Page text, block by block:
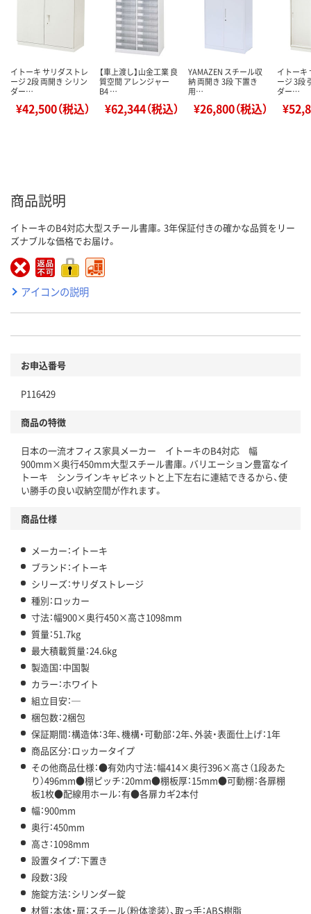
イトーキ サリダストレ
ージ 2段 両開き シリン
ダー…
¥42,500（税込）
【車上渡し】山金工業 良
質空間 アレンジャー
B4 …
¥62,344（税込）
YAMAZEN スチール収
納 両開き 3段 下置き
用…
¥26,800（税込）
イトーキ
ージ 3段
ダー…
商品説明
イトーキのB4対応大型スチール書庫。3年保証付きの確かな品質をリー
ズナブルな価格でお届け。
アイコンの説明
お申込番号
P116429
商品の特徴
日本の一流オフィス家具メーカー イトーキのB4対応 幅
900mm×奥行450mm大型スチール書庫。バリエーション豊富なイ
トーキ シンラインキャビネットと上下左右に連結できるから、使
い勝手の良い収納空間が作れます。
商品仕様
メーカー：イトーキ
ブランド：イトーキ
シリーズ：サリダストレージ
種別：ロッカー
寸法：幅900×奥行450×高さ1098mm
質量：51.7kg
最大積載質量：24.6kg
製造国：中国製
カラー：ホワイト
組立目安：─
梱包数：2梱包
保証期間：構造体：3年、機構・可動部：2年、外装・表面仕上げ：1年
商品区分：ロッカータイプ
その他商品仕様：●有効内寸法：幅414×奥行396×高さ（1段あた
り）496mm●棚ピッチ：20mm●棚板厚：15mm●可動棚：各扉棚
板1枚●配線用ホール：有●各扉カギ2本付
幅：900mm
奥行：450mm
高さ：1098mm
設置タイプ：下置き
段数：3段
施錠方法：シリンダー錠
材質：本体・扉：スチール（粉体塗装）、取っ手：ABS樹脂